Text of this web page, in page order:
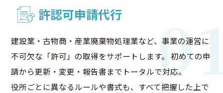
許認可申請代行
建設業・古物商・産業廃棄物処理業など、事業の運営に
不可欠な「許可」の取得をサポートします。 初めての申
請から更新・変更・報告書までトータルで対応。
役所ごとに異なるルールや書式も、すべて把握した上で